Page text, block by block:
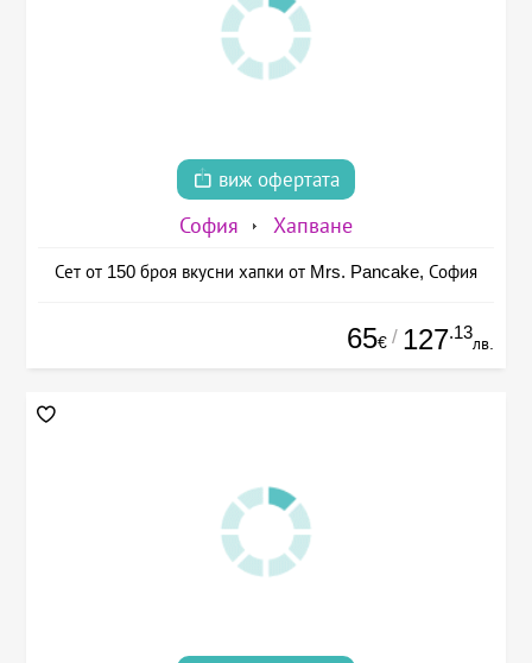
виж офертата
София Хапване
Сет от 150 броя вкусни хапки от Mrs. Pancake, София
65€ / 127.13
лв.